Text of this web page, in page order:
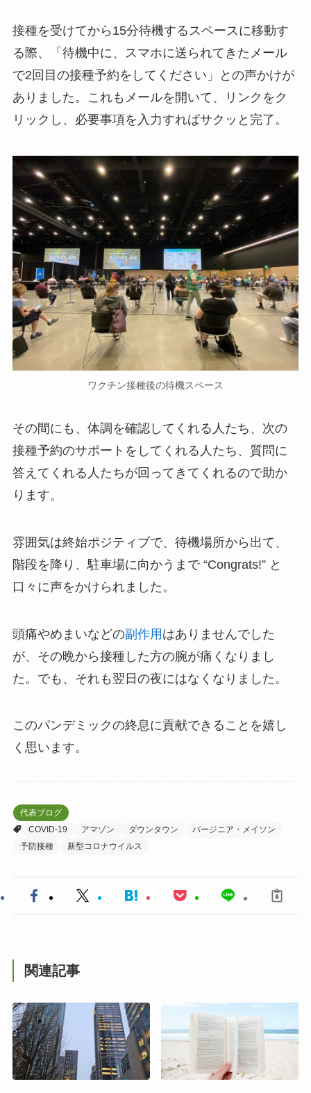
接種を受けてから15分待機するスペースに移動す
る際、「待機中に、スマホに送られてきたメール
で2回目の接種予約をしてください」との声かけが
ありました。これもメールを開いて、リンクをク
リックし、必要事項を入力すればサクッと完了。
ワクチン接種後の待機スペース
その間にも、体調を確認してくれる人たち、次の
接種予約のサポートをしてくれる人たち、質問に
答えてくれる人たちが回ってきてくれるので助か
ります。
雰囲気は終始ポジティブで、待機場所から出て、
階段を降り、駐車場に向かうまで “Congrats!” と
口々に声をかけられました。
頭痛やめまいなどの副作用 はありませんでした
が、その晩から接種した方の腕が痛くなりまし
た。でも、それも翌日の夜にはなくなりました。
このパンデミックの終息に貢献できることを嬉し
く思います。
代表ブログ
COVID-19
アマゾン ダウンタウン
バージニア・メイソン
予防接種
新型コロナウイルス
関連記事